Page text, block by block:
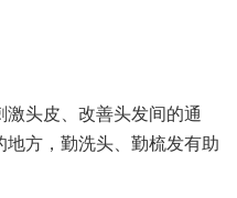
头皮、改善头发间的通
地方，勤洗头、勤梳发有助